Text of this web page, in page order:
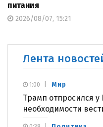
питания
2026/08/07, 15:21
Лента
Мир
Трамп отпросился у
необходимости
1:00